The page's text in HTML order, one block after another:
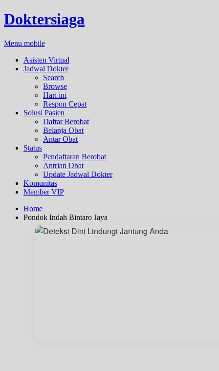
Doktersiaga
Menu mobile
Asisten Virtual
Jadwal Dokter
Search
Browse
Hari ini
Respon Cepat
Solusi Pasien
Daftar Berobat
Belanja Obat
Antar Obat
Status
Pendaftaran Berobat
Antrian Obat
Update Jadwal Dokter
Komunitas
Member VIP
Home
Pondok Indah Bintaro Jaya